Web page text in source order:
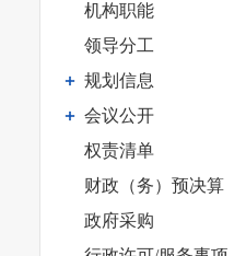
机构职能
领导分工
规划信息
会议公开
权责清单
财政（务）预决算
政府采购